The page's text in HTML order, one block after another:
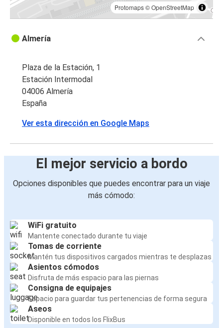
Protomaps©OpenStreetMap
Almería
Plaza de la Estación, 1
Estación Intermodal
04006 Almería
España
Ver esta dirección en Google Maps
El mejor servicio a bordo
Opciones disponibles que puedes encontrar para un viaje
más cómodo:
WiFi gratuito
Mantente conectado durante tu viaje
Tomas de corriente
Mantén tus dispositivos cargados mientras te desplazas
Asientos cómodos
Disfruta de más espacio para las piernas
Consigna de equipajes
Espacio para guardar tus pertenencias de forma segura
Aseos
Disponible en todos los FlixBus